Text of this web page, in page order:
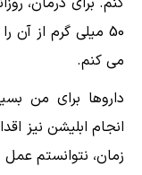
50 میلی گرم از
می کنم.
داروها برای من
زمان، نتوانستم